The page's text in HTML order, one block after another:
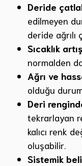
Deride
edilmeyen
deride
Sıcaklık
normalden
Ağrı ve
olduğu
Deri
tekrarlayan
kalıcı renk
oluşabilir.
Sistemik